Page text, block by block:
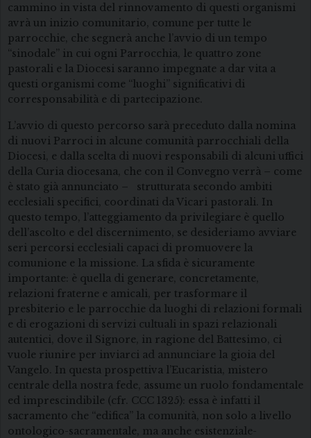
cammino in vista del rinnovamento di questi organismi
avrà un inizio comunitario, comune per tutte le
parrocchie, che segnerà anche l’avvio di un tempo
“sinodale” in cui ogni Parrocchia, le quattro zone
pastorali e la Diocesi saranno impegnate a dar vita a
questi organismi come “luoghi” significativi di
corresponsabilità e di partecipazione.
L’avvio di questo percorso sarà preceduto dalla nomina
di nuovi Parroci in alcune comunità parrocchiali della
Diocesi, e dalla scelta di nuovi responsabili di alcuni uffici
della Curia diocesana, che con il Convegno verrà – come
è stato già annunciato – strutturata secondo ambiti
ecclesiali specifici, coordinati da Vicari pastorali. In
questo tempo, l’atteggiamento da privilegiare è quello
dell’ascolto e del discernimento, se desideriamo avviare
seri percorsi ecclesiali capaci di promuovere la
comunione e la missione. La sfida è sicuramente
importante: è quella di generare, concretamente,
relazioni fraterne e amicali, per trasformare il
presbiterio e le parrocchie da luoghi di relazioni formali
e di erogazioni di servizi cultuali in spazi relazionali
autentici, dove il Signore, in ragione del Battesimo, ci
vuole riunire per inviarci ad annunciare la gioia del
Vangelo. In questa prospettiva l’Eucaristia, mistero
centrale della nostra fede, assume un ruolo fondamentale
ed imprescindibile (cfr. CCC 1325): essa è infatti il
sacramento che “edifica” la comunità, non solo a livello
ontologico-sacramentale, ma anche esistenziale-